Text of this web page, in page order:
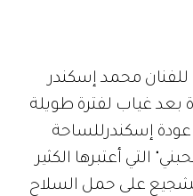
للفنان محمد إسكندر
بعد غياب لفترة طويلة
عودة إسكندرللساحة
التي أعتبرها الكثير
على حمل السلاح